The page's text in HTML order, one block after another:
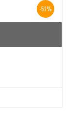
-51%